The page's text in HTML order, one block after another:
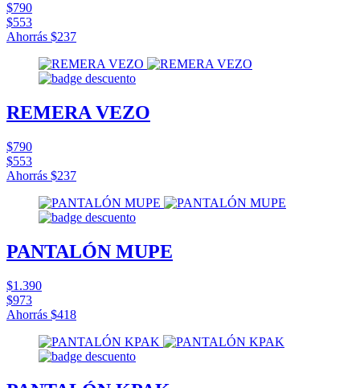
$790
$553
Ahorrás $237
REMERA VEZO
$790
$553
Ahorrás $237
PANTALÓN MUPE
$1.390
$973
Ahorrás $418